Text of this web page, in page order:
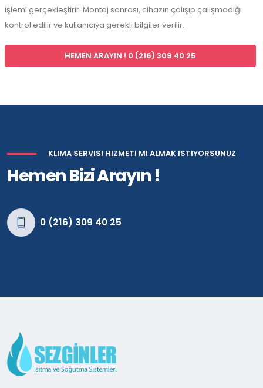
işlemi gerçekleştirir. Montaj sonrası, cihazın çalışıp çalışmadığı
kontrol edilir ve kullanıcıya gerekli bilgiler verilir.
HEMEN ARAYIN ! 0 (216) 309 40 25
KLIMA SERVISI HIZMETI MI ALMAK ISTIYORSUNUZ
Hemen Bizi Arayın !
0 (216) 309 40 25